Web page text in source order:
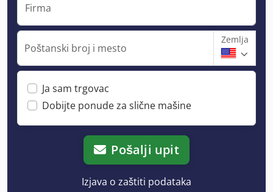
Firma
Poštanski broj i mesto
Zemlja
Ja sam trgovac
Dobijte ponude za slične mašine
Pošalji upit
Izjava o zaštiti podataka